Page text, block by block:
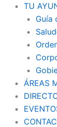
TU
Guía
ÁREAS